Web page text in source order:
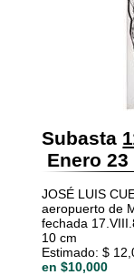
Subasta
Enero 23
JOSÉ LUIS
aeropuerto de
fechada
10 cm
Estimado: $
en $10,000